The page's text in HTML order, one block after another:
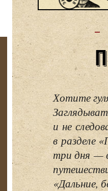
Хотите
и не
в разделе
три дня —
«Дальние,